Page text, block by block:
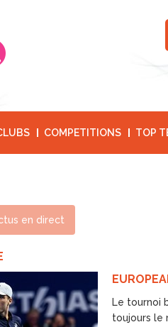
COMPETITIONS TOP
en direct
Le tournoi
toujours le